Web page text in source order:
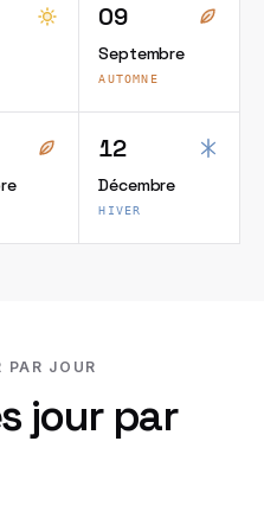
09
Septembre
AUTOMNE
12
Décembre
HIVER
PAR JOUR
jour par